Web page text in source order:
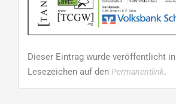
Dieser Eintrag wurde veröffentlicht in
Lesezeichen auf den Permanentlink.